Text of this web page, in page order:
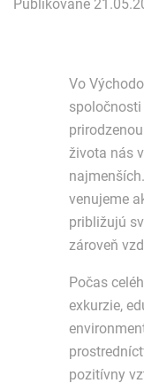
Publikované
Vo
spoločnosti
života nás
venujeme
približujú
zároveň
Počas
exkurzie,
pozitívny